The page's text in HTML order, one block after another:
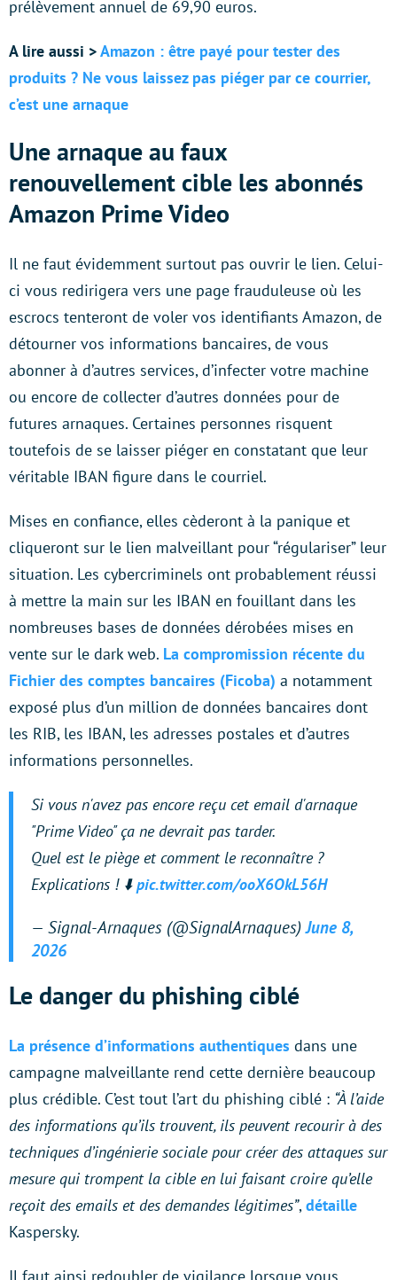
prélèvement annuel de 69,90 euros.
A lire aussi >Amazon : être payé pour tester des
produits ? Ne vous laissez pas piéger par ce courrier,
c’est une arnaque
Une arnaque au faux
renouvellement cible les abonnés
Amazon Prime Video
Il ne faut évidemment surtout pas ouvrir le lien. Celui-
ci vous redirigera vers une page frauduleuse où les
escrocs tenteront de voler vos identifiants Amazon, de
détourner vos informations bancaires, de vous
abonner à d’autres services, d’infecter votre machine
ou encore de collecter d’autres données pour de
futures arnaques. Certaines personnes risquent
toutefois de se laisser piéger en constatant que leur
véritable IBAN figure dans le courriel.
Mises en confiance, elles cèderont à la panique et
cliqueront sur le lien malveillant pour “régulariser” leur
situation. Les cybercriminels ont probablement réussi
à mettre la main sur les IBAN en fouillant dans les
nombreuses bases de données dérobées mises en
vente sur le dark web. La compromission récente du
Fichier des comptes bancaires (Ficoba) a notamment
exposé plus d’un million de données bancaires dont
les RIB, les IBAN, les adresses postales et d’autres
informations personnelles.
Si vous n'avez pas encore reçu cet email d'arnaque
"Prime Video" ça ne devrait pas tarder.
Quel est le piège et comment le reconnaître ?
Explications ! ⬇️pic.twitter.com/ooX6OkL56H
— Signal-Arnaques (@SignalArnaques)June 8,
2026
Le danger du phishing ciblé
La présence d’informations authentiques dans une
campagne malveillante rend cette dernière beaucoup
plus crédible. C’est tout l’art du phishing ciblé : “À l’aide
des informations qu’ils trouvent, ils peuvent recourir à des
techniques d’ingénierie sociale pour créer des attaques sur
mesure qui trompent la cible en lui faisant croire qu’elle
reçoit des emails et des demandes légitimes”,détaille
Kaspersky.
Il faut ainsi redoubler de vigilance lorsque vous